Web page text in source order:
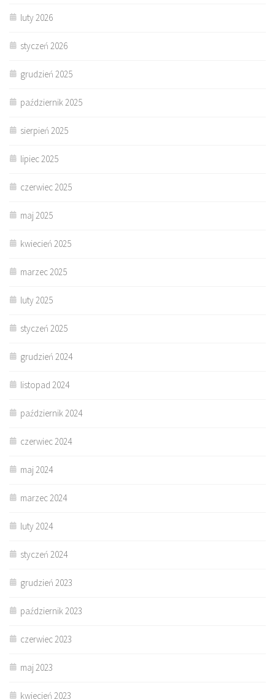
luty 2026
styczeń 2026
grudzień 2025
październik 2025
sierpień 2025
lipiec 2025
czerwiec 2025
maj 2025
kwiecień 2025
marzec 2025
luty 2025
styczeń 2025
grudzień 2024
listopad 2024
październik 2024
czerwiec 2024
maj 2024
marzec 2024
luty 2024
styczeń 2024
grudzień 2023
październik 2023
czerwiec 2023
maj 2023
kwiecień 2023